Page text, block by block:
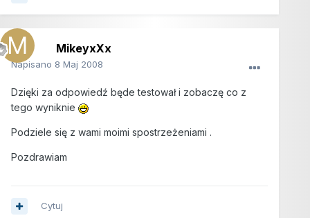
MikeyxXx
Napisano 8 Maj 2008
Dzięki za odpowiedź będe testował i zobaczę co z
tego wyniknie
Podziele się z wami moimi spostrzeżeniami .
Pozdrawiam
Cytuj